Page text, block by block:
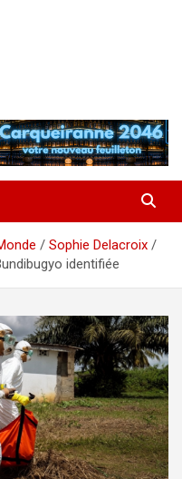
Sophie Delacroix
identifiée